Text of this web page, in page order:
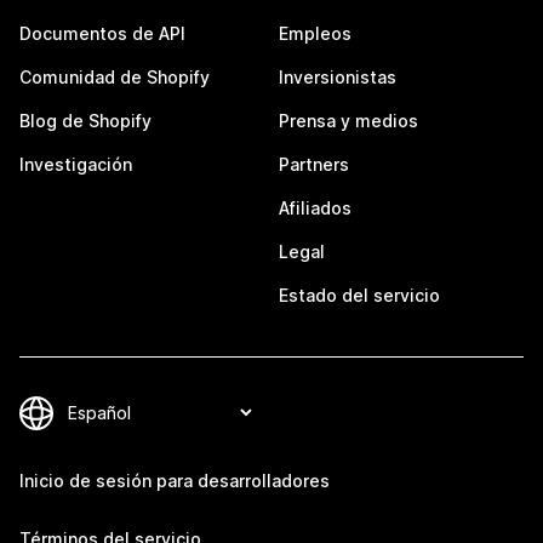
Documentos de API
Comunidad de Shopify
Blog de Shopify
Investigación
Empleos
Inversionistas
Prensa y medios
Partners
Afiliados
Legal
Estado del servicio
Inicio de sesión para desarrolladores